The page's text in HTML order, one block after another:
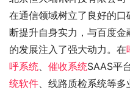
在通信领域树立了良好的
断提升自身实力，与百度
的发展注入了强大动力。在
呼系统
催收系统SAAS平台
统软件 、线路质检系统等